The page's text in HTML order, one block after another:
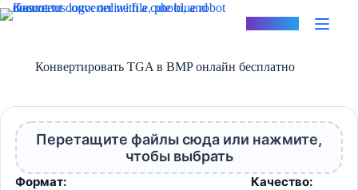
Перейти
к
Конвертировать TGA в BMP онлайн бесплатно
Перетащите файлы сюда или нажмите,
чтобы выбрать
Формат: Качество: